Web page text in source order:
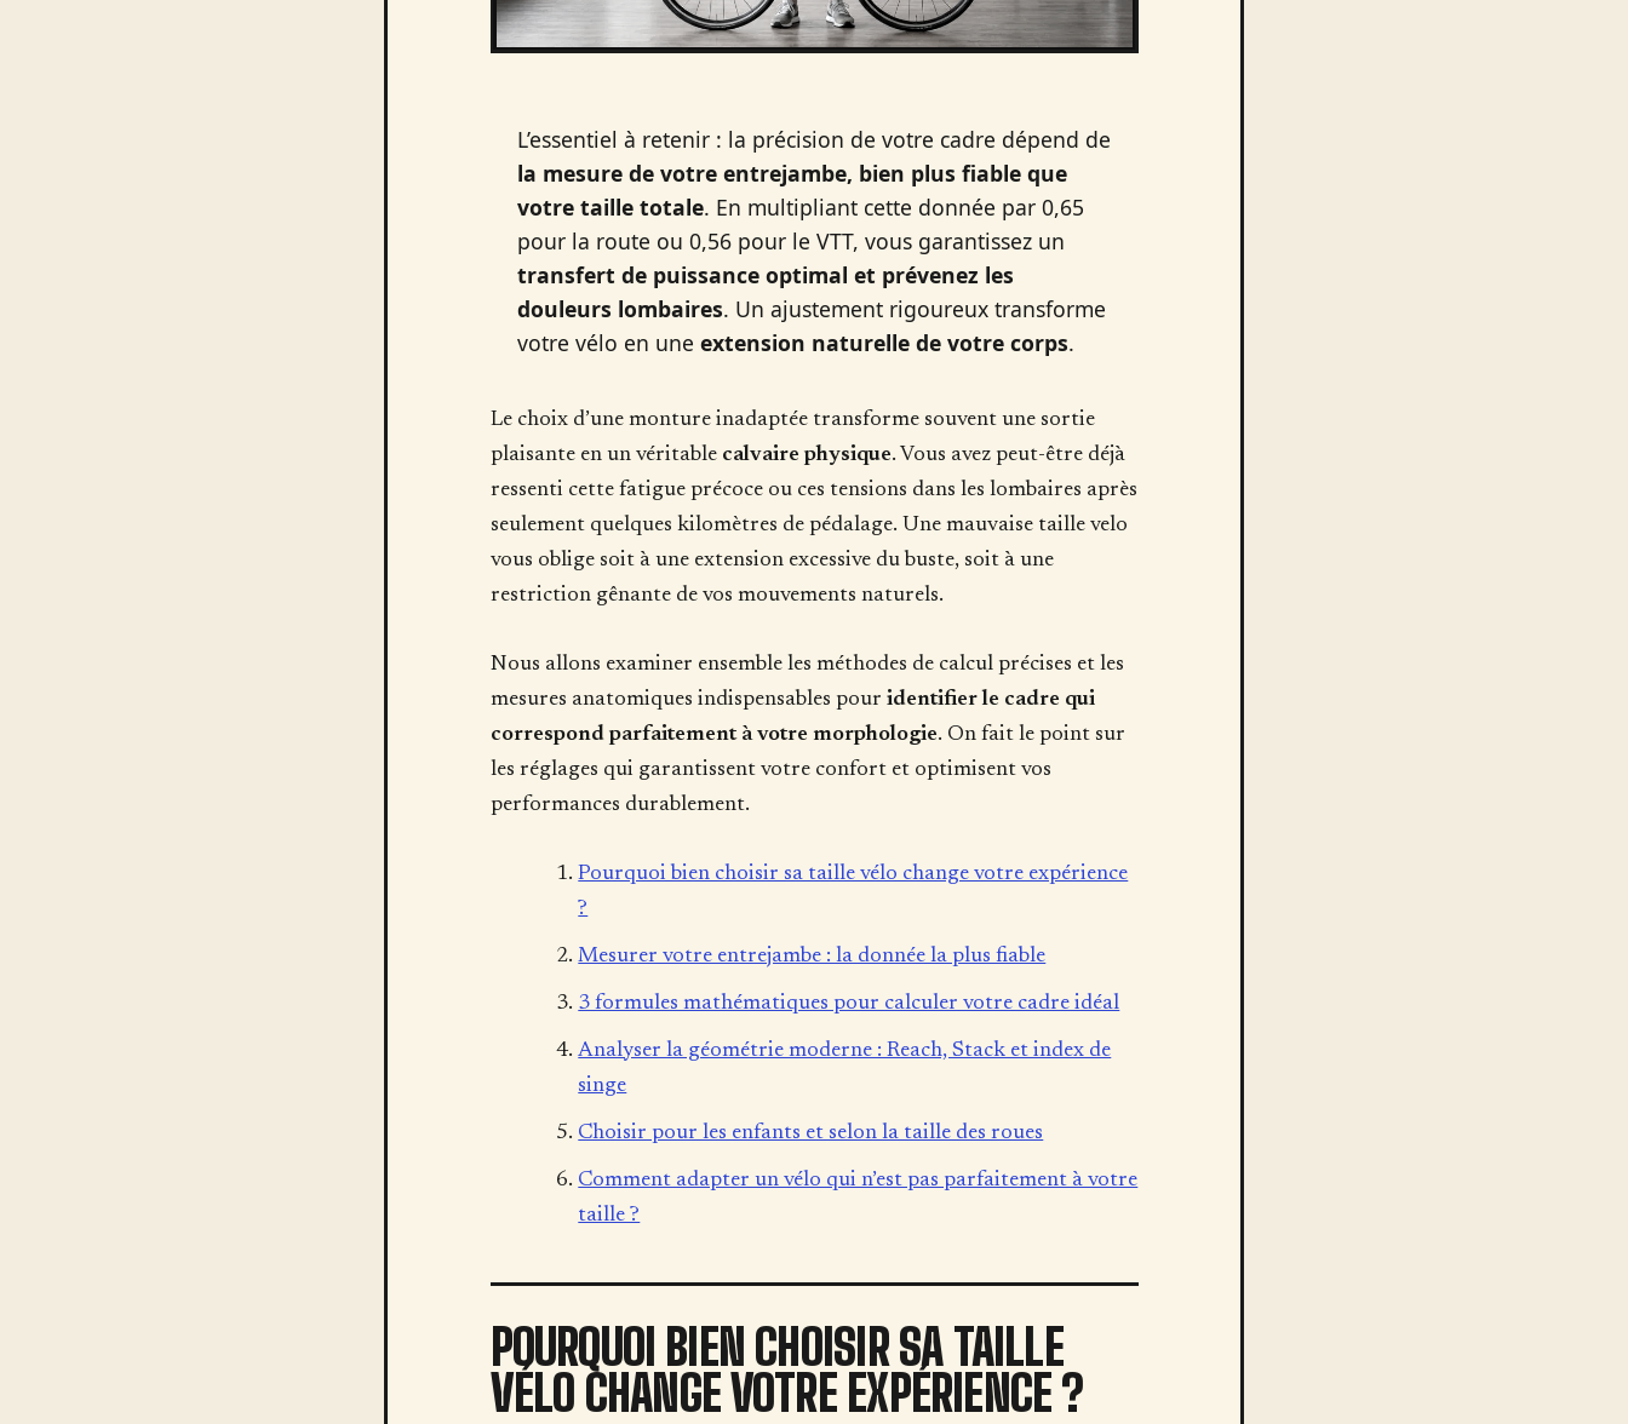
L’essentiel à retenir : la précision de votre cadre dépend de
la mesure de votre entrejambe, bien plus fiable que
votre taille totale. En multipliant cette donnée par 0,65
pour la route ou 0,56 pour le VTT, vous garantissez un
transfert de puissance optimal et prévenez les
douleurs lombaires. Un ajustement rigoureux transforme
votre vélo en une extension naturelle de votre corps.
Le choix d’une monture inadaptée transforme souvent une sortie
plaisante en un véritable calvaire physique. Vous avez peut-être déjà
ressenti cette fatigue précoce ou ces tensions dans les lombaires après
seulement quelques kilomètres de pédalage. Une mauvaise taille velo
vous oblige soit à une extension excessive du buste, soit à une
restriction gênante de vos mouvements naturels.
Nous allons examiner ensemble les méthodes de calcul précises et les
mesures anatomiques indispensables pour identifier le cadre qui
correspond parfaitement à votre morphologie. On fait le point sur
les réglages qui garantissent votre confort et optimisent vos
performances durablement.
Pourquoi bien choisir sa taille vélo change votre expérience
?
Mesurer votre entrejambe : la donnée la plus fiable
3 formules mathématiques pour calculer votre cadre idéal
Analyser la géométrie moderne : Reach, Stack et index de
singe
Choisir pour les enfants et selon la taille des roues
Comment adapter un vélo qui n’est pas parfaitement à votre
taille ?
POURQUOI BIEN CHOISIR SA TAILLE
VÉLO CHANGE VOTRE EXPÉRIENCE ?